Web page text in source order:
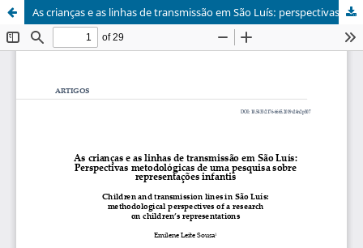
As crianças e as linhas de transmissão em São Luís: perspectivas metodológicas de uma pesquisa sobre representações infantis